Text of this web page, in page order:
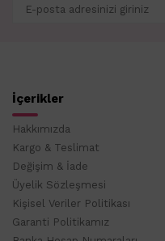
İçerikler
Hakkımızda
Kargo & Teslimat
Değişim & İade
Üyelik Sözleşmesi
Kişisel Veriler Politikası
Garanti Politikamız